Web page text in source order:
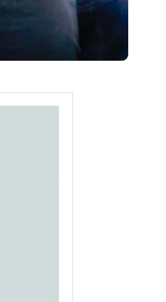
(Foto: Lucas Diener)